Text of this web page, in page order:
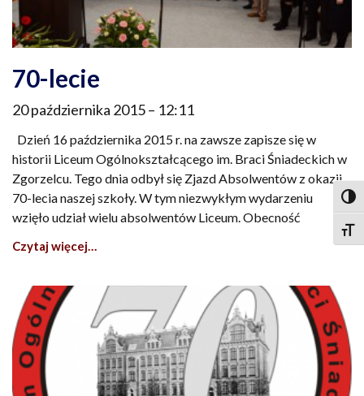
70-lecie
20 października 2015 12:11
Dzień 16 października 2015 r. na zawsze zapisze się w
historii Liceum Ogólnokształcącego im. Braci Śniadeckich w
Zgorzelcu. Tego dnia odbył się Zjazd Absolwentów z okazji
70-lecia naszej szkoły. W tym niezwykłym wydarzeniu
wzięło udział wielu absolwentów Liceum. Obecność
Czytaj więcej…